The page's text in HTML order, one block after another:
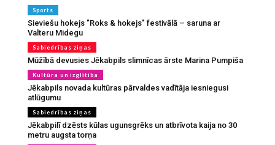
Sports
Sieviešu hokejs "Roks & hokejs" festivālā – saruna ar
Valteru Midegu
Sabiedrības ziņas
Mūžībā devusies Jēkabpils slimnīcas ārste Marina Pumpiša
Kultūra un izglītība
Jēkabpils novada kultūras pārvaldes vadītāja iesniegusi
atlūgumu
Sabiedrības ziņas
Jēkabpilī dzēsts kūlas ugunsgrēks un atbrīvota kaija no 30
metru augsta torņa